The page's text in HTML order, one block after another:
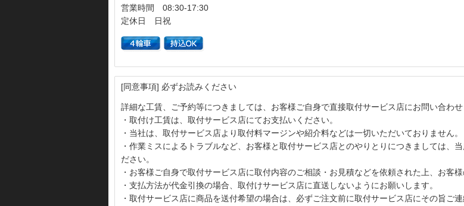
営業時間 08:30-17:30
定休日 日祝
[同意事項] 必ずお読みください
詳細な工賃、ご予約等につきましては、お客様ご自身で直接取付サービス店にお問い合わせ
・取付け工賃は、取付サービス店にてお支払いください。
・当社は、取付サービス店より取付料マージンや紹介料などは一切いただいておりません。
・作業ミスによるトラブルなど、お客様と取付サービス店とのやりとりにつきましては、
ださい。
・お客様ご自身で取付サービス店に取付内容のご相談・お見積などを依頼された上、お客
・支払方法が代金引換の場合、取付けサービス店に直送しないようにお願いします。
・取付サービス店に商品を送付希望の場合は、必ずご注文前に取付サービス店にその旨ご連